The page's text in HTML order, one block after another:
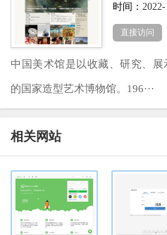
时间：
直接访问
中国美术馆是以收藏、研究、
的国家造型艺术博物馆。196···
相关网站